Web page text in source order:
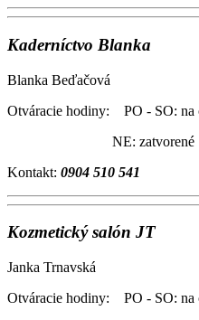
Kaderníctvo Blanka
Blanka Beďačová
Otváracie hodiny: PO -
NE: zatvorené
Kontakt: 0904 510 541
Kozmetický salón JT
Janka Trnavská
Otváracie hodiny: PO - SO: na